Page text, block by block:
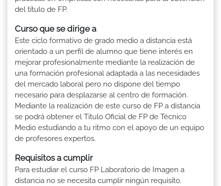
del título de FP.
Curso que se dirige a
Este ciclo formativo de grado medio a distancia está
orientado a un perfil de alumno que tiene interés en
mejorar profesionalmente mediante la realización de
una formación profesional adaptada a las necesidades
del mercado laboral pero no dispone del tiempo
necesario para desplazarse al centro de formación.
Mediante la realización de este curso de FP a distancia
se podrá obtener el Titulo Oficial de FP de Técnico
Medio estudiando a tu ritmo con el apoyo de un equipo
de profesores expertos.
Requisitos a cumplir
Para estudiar el curso FP Laboratorio de Imagen a
distancia no se necesita cumplir ningún requisito.